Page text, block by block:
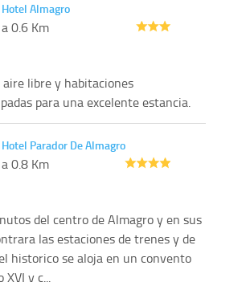
Hotel Almagro
a 0.6 Km
libre y habitaciones
para una excelente estancia.
Hotel Parador De Almagro
a 0.8 Km
del centro de Almagro y en sus
las estaciones de trenes y de
historico se aloja en un convento
y c...